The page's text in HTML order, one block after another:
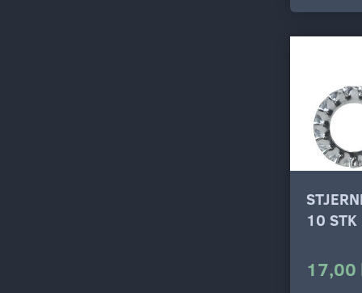
10 STK
17,00